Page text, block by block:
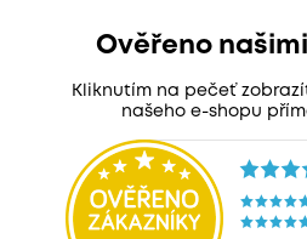
Ověřeno
Kliknutím na pečeť
našeho e-shopu